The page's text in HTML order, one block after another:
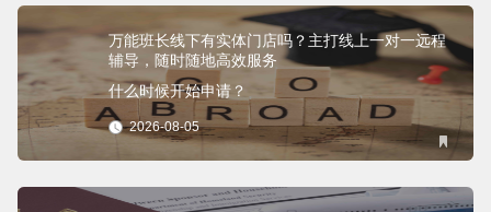
万能班长线下有实体门店吗？主打线上一对一远程
辅导，随时随地高效服务
什么时候开始申请？
2026-08-05